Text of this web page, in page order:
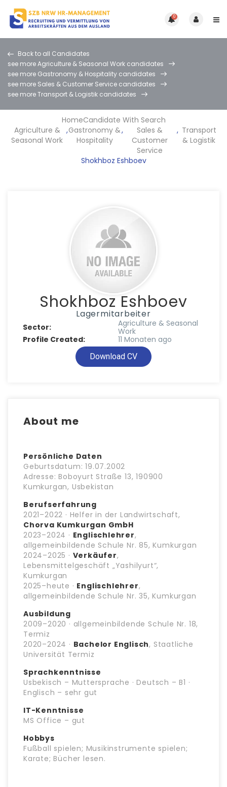
0
Back to all Candidates
see more Agriculture & Seasonal Work candidates
see more Gastronomy & Hospitality candidates
see more Sales & Customer Service candidates
see more Transport & Logistik candidates
HomeCandidate With Search
Agriculture &
Seasonal Work
,Gastronomy &
Hospitality
,
Sales &
Customer
Service
, Transport
& Logistik
Shokhboz Eshboev
Shokhboz Eshboev
Lagermitarbeiter
Sector:
Agriculture & Seasonal
Work
Profile Created:
11 Monaten ago
Download CV
About me
Persönliche Daten
Geburtsdatum: 19.07.2002
Adresse: Boboyurt Straße 13, 190900
Kumkurgan, Usbekistan
Berufserfahrung
2021–2022 · Helfer in der Landwirtschaft,
Chorva Kumkurgan GmbH
2023–2024 · Englischlehrer,
allgemeinbildende Schule Nr. 85, Kumkurgan
2024–2025 · Verkäufer,
Lebensmittelgeschäft „Yashilyurt“,
Kumkurgan
2025–heute · Englischlehrer,
allgemeinbildende Schule Nr. 35, Kumkurgan
Ausbildung
2009–2020 · allgemeinbildende Schule Nr. 18,
Termiz
2020–2024 · Bachelor Englisch, Staatliche
Universität Termiz
Sprachkenntnisse
Usbekisch – Muttersprache · Deutsch – B1 ·
Englisch – sehr gut
IT-Kenntnisse
MS Office – gut
Hobbys
Fußball spielen; Musikinstrumente spielen;
Karate; Bücher lesen.